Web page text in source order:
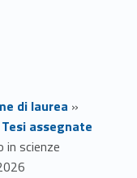
di laurea »
Tesi assegnate
in scienze